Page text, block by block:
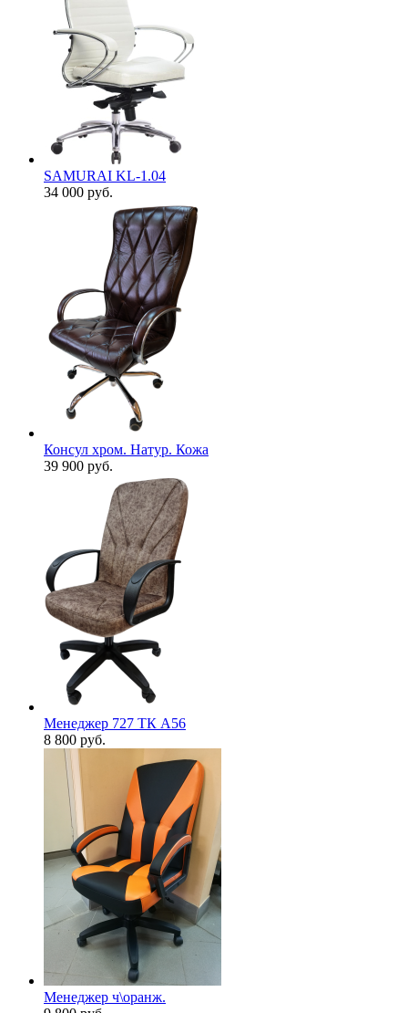
SAMURAI KL-1.04
34 000 руб.
Консул хром. Натур. Кожа
39 900 руб.
Менеджер 727 ТК А56
8 800 руб.
Менеджер ч\оранж.